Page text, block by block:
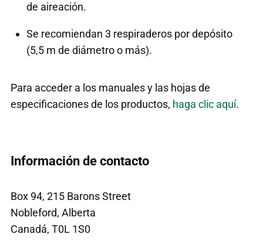
de aireación.
Se recomiendan 3 respiraderos por depósito
(5,5 m de diámetro o más).
Para acceder a los manuales y las hojas de
especificaciones de los productos, haga clic aquí.
Información de contacto
Box 94, 215 Barons Street
Nobleford, Alberta
Canadá, T0L 1S0